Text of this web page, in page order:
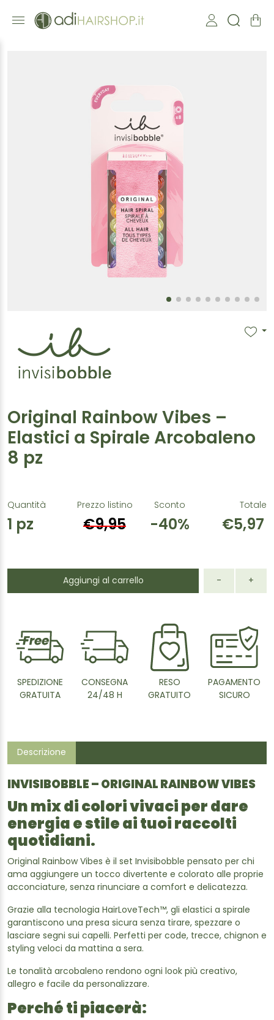
Original Rainbow Vibes –
Elastici a Spirale Arcobaleno
8 pz
Quantità
1 pz
Prezzo listino
€9,95
Sconto
-40%
Totale
€5,97
Aggiungi al carrello - +
SPEDIZIONE
GRATUITA
CONSEGNA
24/48 H
RESO
GRATUITO
PAGAMENTO
SICURO
Descrizione
INVISIBOBBLE – ORIGINAL RAINBOW VIBES
Un mix di colori vivaci per dare
energia e stile ai tuoi raccolti
quotidiani.
Original Rainbow Vibes è il set Invisibobble pensato per chi
ama aggiungere un tocco divertente e colorato alle proprie
acconciature, senza rinunciare a comfort e delicatezza.
Grazie alla tecnologia HairLoveTech™, gli elastici a spirale
garantiscono una presa sicura senza tirare, spezzare o
lasciare segni sui capelli. Perfetti per code, trecce, chignon e
styling veloci da mattina a sera.
Le tonalità arcobaleno rendono ogni look più creativo,
allegro e facile da personalizzare.
Perché ti piacerà: